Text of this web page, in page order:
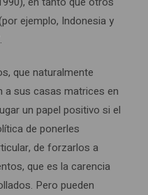
ejemplo, Indonesia y
que naturalmente
a sus casas matrices en
un papel positivo si el
de ponerles
de forzarlos a
que es la carencia
Pero pueden